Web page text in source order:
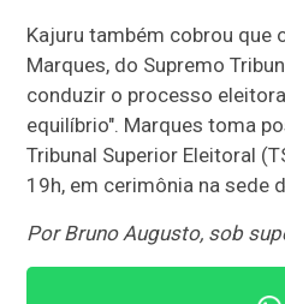
Kajuru também cobrou que
Marques, do Supremo
conduzir o processo
equilíbrio". Marques toma
Tribunal Superior Eleitoral
19h, em cerimônia na sede
Por Bruno Augusto, sob